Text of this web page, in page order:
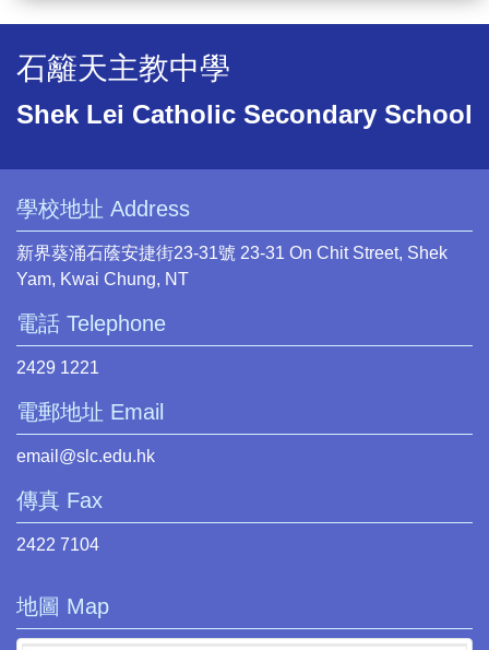
石籬天主教中學
Shek Lei Catholic Secondary School
學校地址 Address
新界葵涌石蔭安捷街23-31號 23-31 On Chit Street, Shek
Yam, Kwai Chung, NT
電話 Telephone
2429 1221
電郵地址 Email
email@slc.edu.hk
傳真 Fax
2422 7104
地圖 Map